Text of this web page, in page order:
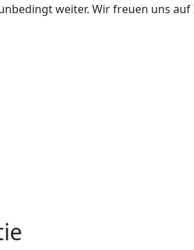
weiter. Wir freuen uns